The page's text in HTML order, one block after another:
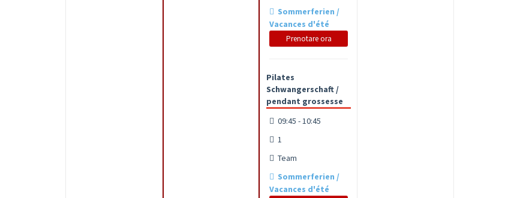
Sommerferien /
Vacances d'été
Prenotare ora
Pilates
Schwangerschaft /
pendant grossesse
09:45 - 10:45
1
Team
Sommerferien /
Vacances d'été